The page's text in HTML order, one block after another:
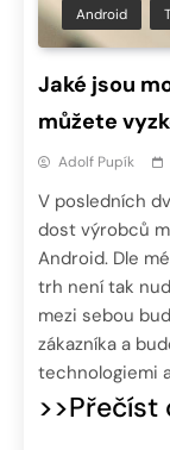
Android
Jaké jsou
můžete
Adolf Pupík
V posledních
dost výrobců
Android. Dle
trh není tak
mezi sebou
zákazníka a
technologiemi
>>Přečíst